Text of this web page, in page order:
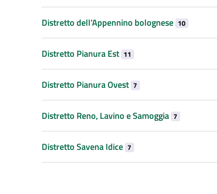
Distretto dell’Appennino bolognese 10
Distretto Pianura Est 11
Distretto Pianura Ovest 7
Distretto Reno, Lavino e Samoggia 7
Distretto Savena Idice 7